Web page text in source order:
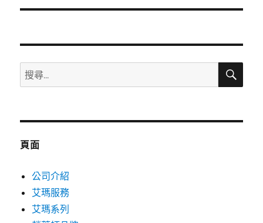
文
搜
尋
鍵
搜
頁面
公司介紹
艾瑪服務
艾瑪系列